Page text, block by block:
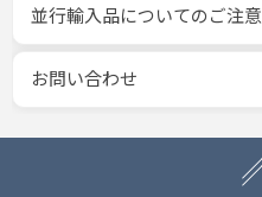
並行輸入品についてのご注意
お問い合わせ